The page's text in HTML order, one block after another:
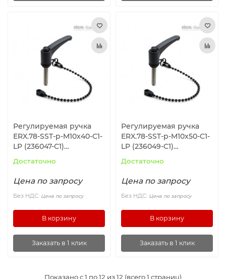
Регулируемая ручка
ERX.78-SST-p-M10x40-C1-
LP (236047-C1)
Достаточно
Цена по запросу
Без НДС: Цена по запросу
В корзину
Заказать в 1 клик
Регулируемая ручка
ERX.78-SST-p-M10x50-C1-
LP (236049-C1)
Достаточно
Цена по запросу
Без НДС: Цена по запросу
В корзину
Заказать в 1 клик
Показано с 1 по 12 из 12 (всего 1 страниц)